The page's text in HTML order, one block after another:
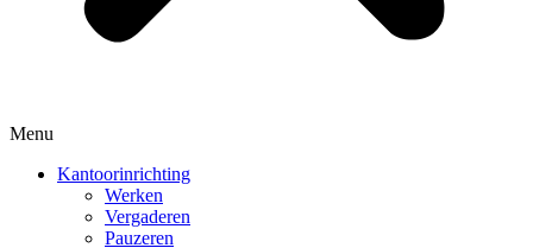
Menu
Kantoorinrichting
Werken
Vergaderen
Pauzeren